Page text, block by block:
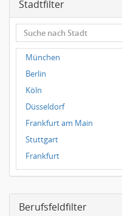
Stadtfilter
München
Berlin
Köln
Düsseldorf
Frankfurt am Main
Stuttgart
Frankfurt
Dresden
Leipzig
Berufsfeldfilter